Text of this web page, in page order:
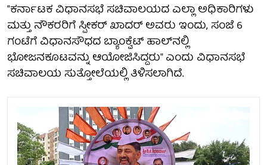
"ಕರ್ನಾಟಕ ವಿಧಾನಸಭೆ ಸಚಿವಾಲಯದ ಎಲ್ಲಾ ಅಧಿಕಾರಿಗಳು
ಮತ್ತು ನೌಕರರಿಗೆ ಸ್ಪೀಕರ್ ಖಾದರ್ ಅವರು ಇಂದು, ಸಂಜೆ 6
ಗಂಟೆಗೆ ವಿಧಾನಸೌಧದ ಬ್ಯಾಂಕ್ವೆಟ್ ಹಾಲ್‌ನಲ್ಲಿ
ಭೋಜನಕೂಟವನ್ನು ಆಯೋಜಿಸಿದ್ದರು" ಎಂದು ವಿಧಾನಸಭೆ
ಸಚಿವಾಲಯ ಸುತ್ತೋಲೆಯಲ್ಲಿ ತಿಳಿಸಲಾಗಿದೆ.